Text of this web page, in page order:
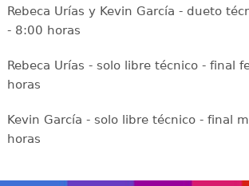
Rebeca Urías y Kevin García - dueto
- 8:00 horas
Rebeca Urías - solo libre técnico - final
horas
Kevin García - solo libre técnico - final
horas